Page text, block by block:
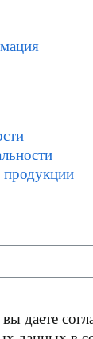
продукции
даете